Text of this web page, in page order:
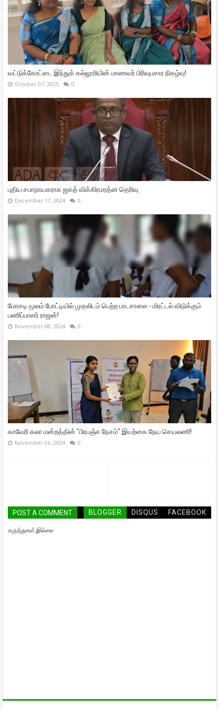
வட்டுக்கோட்டை இந்துக் கல்லூரியின் மாணவர் பிரிவுபசார நிகழ்வு!
October 07, 2025 0
புதிய சபாநாயகராக ஜகத் விக்கிரமரத்ன தெரிவு
December 17, 2024 0
மோசடி மூலம் போட்டியில் முதலிடம் பெற்ற பாடசாலை - மிரட்டல் விடுக்கும்
பணிப்பாளர் ராஜன்!
November 08, 2024 0
காவேரி கலா மன்றத்தின் "பிரபஞ்ச நேசம்" இயற்கை நேய செயலணி!
November 06, 2024 0
POST A COMMENT BLOGGER DISQUS FACEBOOK
கருத்துகள் இல்லை